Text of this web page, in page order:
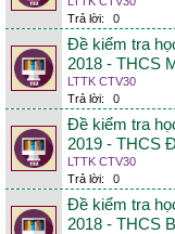
Trả lời:
0
Đề kiểm tra
2018 - THCS
LTTK CTV30
Trả lời:
0
Đề kiểm tra
2019 - THCS
LTTK CTV30
Trả lời:
0
Đề kiểm tra
2018 - THCS